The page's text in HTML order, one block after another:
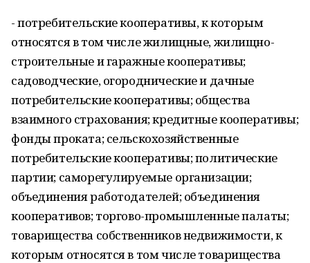
- потребительские кооперативы, к которым
относятся в том числе жилищные, жилищно-
строительные и гаражные кооперативы;
садоводческие, огороднические и дачные
потребительские кооперативы; общества
взаимного страхования; кредитные кооперативы;
фонды проката; сельскохозяйственные
потребительские кооперативы; политические
партии; саморегулируемые организации;
объединения работодателей; объединения
кооперативов; торгово-промышленные палаты;
товарищества собственников недвижимости, к
которым относятся в том числе товарищества